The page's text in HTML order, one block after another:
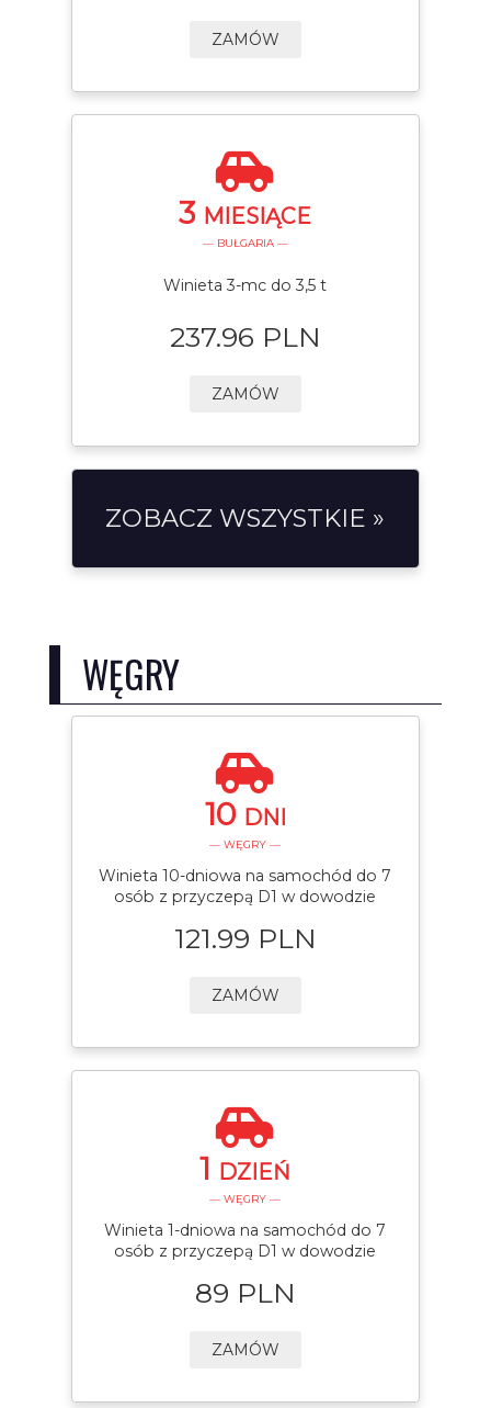
ZAMÓW
3 MIESIĄCE
— BUŁGARIA —
Winieta 3-mc do 3,5 t
237.96 PLN
ZAMÓW
ZOBACZ WSZYSTKIE »
WĘGRY
10 DNI
— WĘGRY —
Winieta 10-dniowa na samochód do 7
osób z przyczepą D1 w dowodzie
121.99 PLN
ZAMÓW
1 DZIEŃ
— WĘGRY —
Winieta 1-dniowa na samochód do 7
osób z przyczepą D1 w dowodzie
89 PLN
ZAMÓW